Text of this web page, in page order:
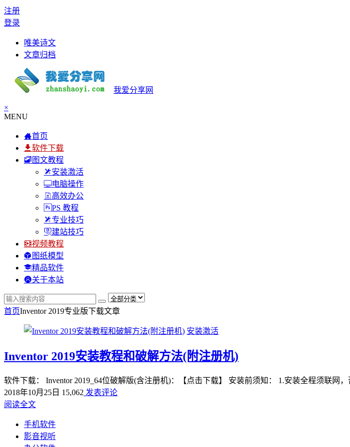
注册
登录
唯美诗文
文章归档
我爱分享网
×
MENU
首页
软件下载
图文教程
安装激活
电脑操作
高效办公
PS 教程
专业技巧
建站技巧
视频教程
图纸模型
精品软件
关于本站
首页Inventor 2019专业版下载文章
安装激活
Inventor 2019安装教程和破解方法(附注册机)
软件下载： Inventor 2019_64位破解版(含注册机)：【点击下载】 安装前须知： 1.安装全程须联
2018年10月25日 15,062 发表评论
阅读全文
手机软件
影音视听